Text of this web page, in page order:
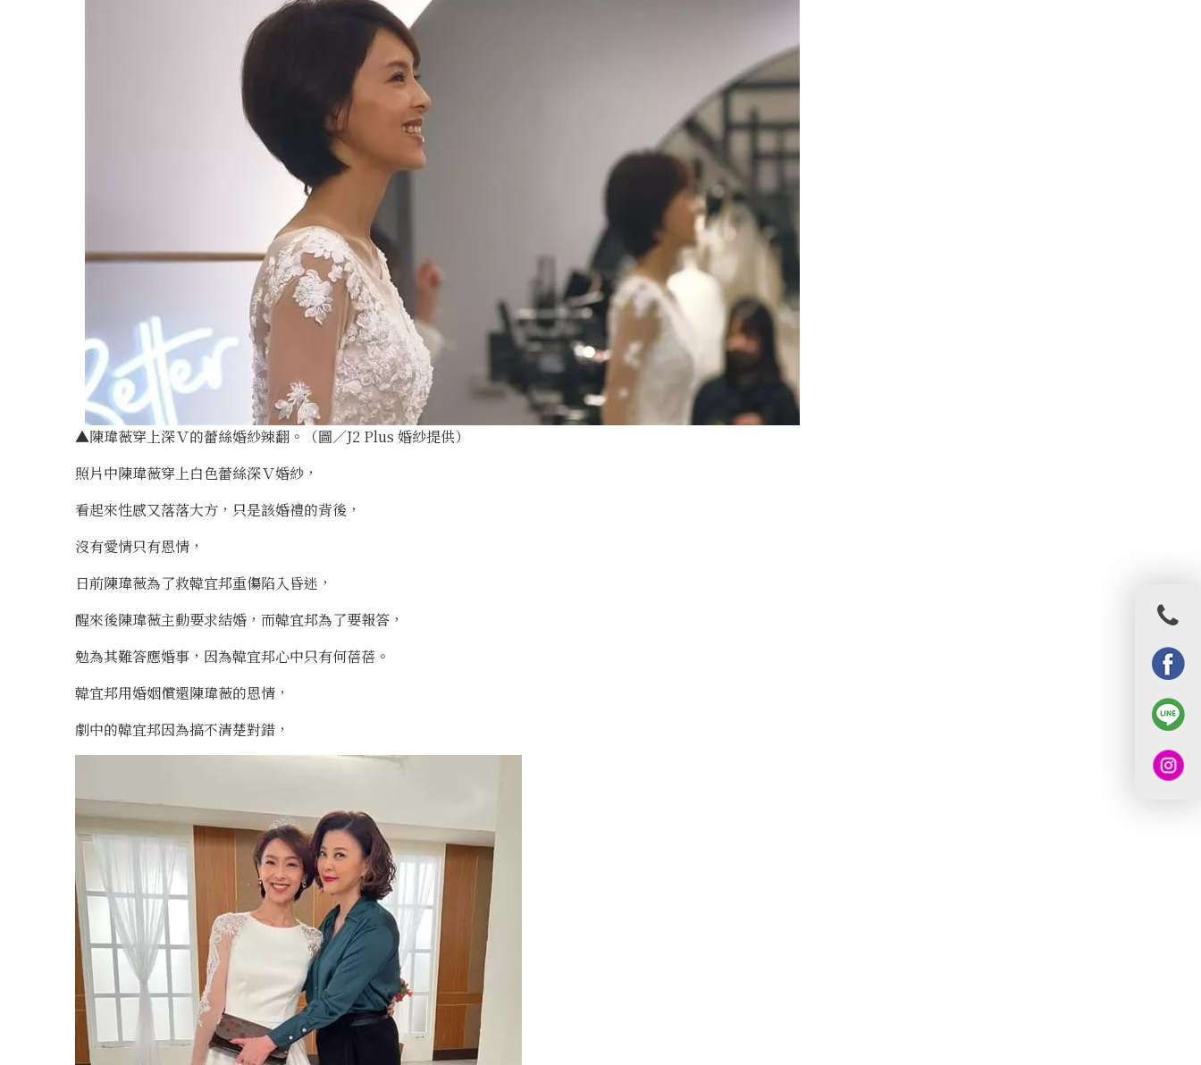
▲陳瑋薇穿上深Ｖ的蕾絲婚紗辣翻。（圖／J2 Plus 婚紗提供）
照片中陳瑋薇穿上白色蕾絲深Ｖ婚紗，
看起來性感又落落大方，只是該婚禮的背後，
沒有愛情只有恩情，
日前陳瑋薇為了救韓宜邦重傷陷入昏迷，
醒來後陳瑋薇主動要求結婚，而韓宜邦為了要報答，
勉為其難答應婚事，因為韓宜邦心中只有何蓓蓓。
韓宜邦用婚姻償還陳瑋薇的恩情，
劇中的韓宜邦因為搞不清楚對錯，